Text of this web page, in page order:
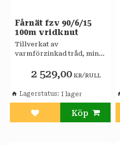
Fårnät fzv 90/6/15
100m vridknut
Tillverkat av
varmförzinkad tråd, min
2 529,00 KR/RULL
Lägg till i favoriter
Lagerstatus